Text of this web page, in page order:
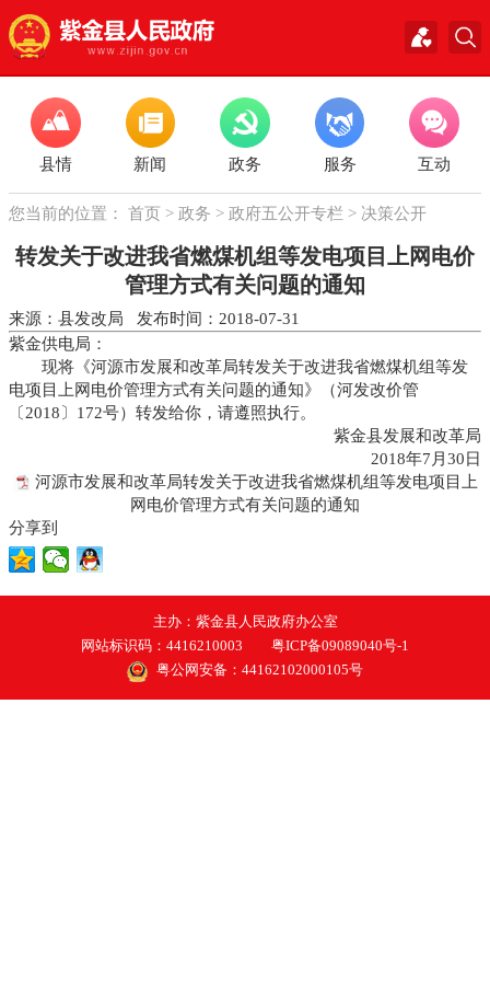
县情 新闻 政务 服务 互动
您当前的位置： 首页 > 政务 > 政府五公开专栏 > 决策公开
转发关于改进我省燃煤机组等发电项目上网电价
管理方式有关问题的通知
来源：县发改局 发布时间：2018-07-31
紫金供电局：
现将《河源市发展和改革局转发关于改进我省燃煤机组等发
电项目上网电价管理方式有关问题的通知》（河发改价管
〔2018〕172号）转发给你，请遵照执行。
紫金县发展和改革局
2018年7月30日
河源市发展和改革局转发关于改进我省燃煤机组等发电项目上
网电价管理方式有关问题的通知
分享到
主办：紫金县人民政府办公室
网站标识码：4416210003
粤ICP备09089040号-1
粤公网安备：44162102000105号